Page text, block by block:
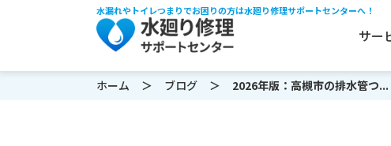
水漏れやトイレつまりでお困りの方は水廻り修理サポートセンターへ！
サー
ホーム ブログ 2026年版：高槻市の排水管つ...